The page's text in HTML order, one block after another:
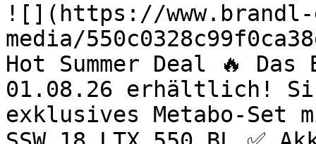
![](https://
media/
Hot Summer Deal 🔥 Das
01.08.26 erhältlich!
exklusives Metabo-Set